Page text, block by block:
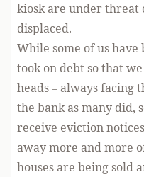
kiosk are under threat
displaced.
While some of us
took on debt so that
heads – always facing
the bank as many did,
receive eviction
away more and more
houses are being sold